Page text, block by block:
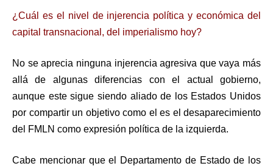
¿Cuál es el nivel de injerencia política y económica del
capital transnacional, del imperialismo hoy?
No se aprecia ninguna injerencia agresiva que vaya más
allá de algunas diferencias con el actual gobierno,
aunque este sigue siendo aliado de los Estados Unidos
por compartir un objetivo como el es el desaparecimiento
del FMLN como expresión política de la izquierda.
Cabe mencionar que el Departamento de Estado de los